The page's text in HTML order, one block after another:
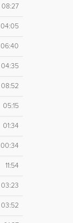
08:27
04:05
06:40
04:35
08:52
05:15
01:34
00:34
11:54
03:23
03:52